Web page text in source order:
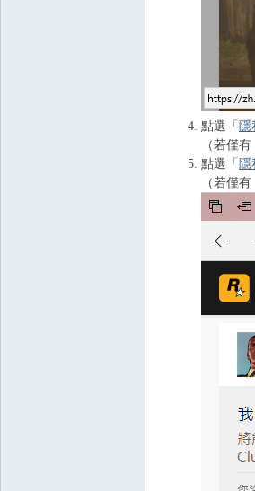
點選「 隱
（若僅
點選「 隱
（若僅